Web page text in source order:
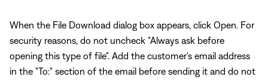
When the File Download dialog box appears, click Open. For
security reasons, do not uncheck "Always ask before
opening this type of file". Add the customer's email address
in the "To:" section of the email before sending it and do not